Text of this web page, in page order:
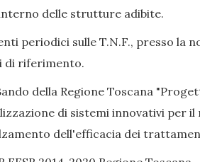
delle strutture adibite.
periodici sulle T.N.F., presso la
di riferimento.
della Regione Toscana
di sistemi innovativi per
dell'efficacia dei